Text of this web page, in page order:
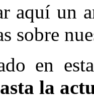
aquí un
sobre
en
la